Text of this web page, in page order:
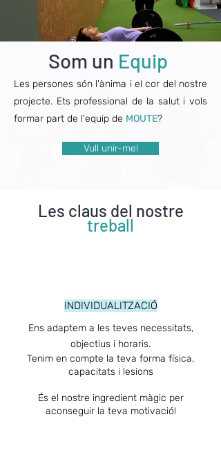
Som un Equip
Les persones són l'ànima i el cor del nostre
projecte. Ets professional de la salut i vols
formar part de l'equip de MOUTE?
Vull unir-me!
Les claus del nostre
treball
INDIVIDUALITZACIÓ
Ens adaptem a les teves necessitats,
objectius i horaris.
Tenim en compte la teva forma física,
capacitats i lesions
És el nostre ingredient màgic per
aconseguir la teva motivació!